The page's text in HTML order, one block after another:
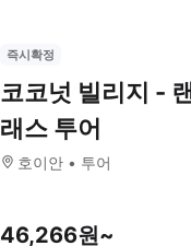
즉시확정
코코넛 빌리지 -
래스 투어
호이안 투어
46,266원~